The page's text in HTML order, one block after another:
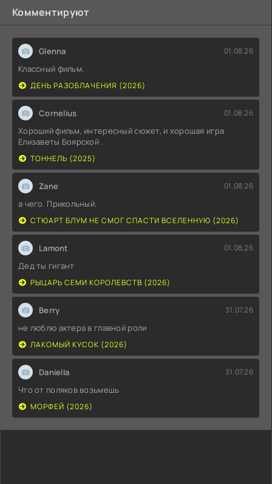
Комментируют
Glenna 01.08.26
Классный фильм.
ДЕНЬ РАЗОБЛАЧЕНИЯ (2026)
Cornelius 01.08.26
Хороший фильм, интересный сюжет, и хорошая игра
Елизаветы Боярской .
ТОННЕЛЬ (2025)
Zane 01.08.26
а чего. Прикольный.
СТЮАРТ БЛУМ НЕ СМОГ СПАСТИ ВСЕЛЕННУЮ (2026)
Lamont 01.08.26
Дед ты гигант
РЫЦАРЬ СЕМИ КОРОЛЕВСТВ (2026)
Berry 31.07.26
не люблю актера в главной роли
ЛАКОМЫЙ КУСОК (2026)
Daniella 31.07.26
Что от поляков возьмешь
МОРФЕЙ (2026)